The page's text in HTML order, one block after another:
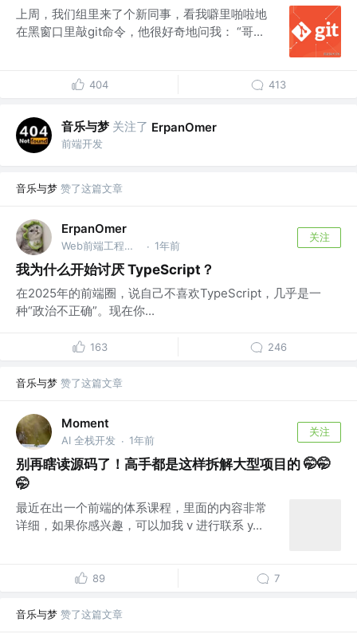
上周，我们组里来了个新同事，看我噼里啪啦地
在黑窗口里敲git命令，他很好奇地问我： “哥...
404 413
音乐与梦 关注了 ErpanOmer
前端开发
音乐与梦 赞了这篇文章
ErpanOmer
Web前端工程师 @跨境 · 1年前
关注
我为什么开始讨厌 TypeScript？
在2025年的前端圈，说自己不喜欢TypeScript，几乎是一
种“政治不正确”。现在你...
163 246
音乐与梦 赞了这篇文章
Moment
AI 全栈开发 · 1年前
关注
别再瞎读源码了！高手都是这样拆解大型项目的 🤭🤭
🤭
最近在出一个前端的体系课程，里面的内容非常
详细，如果你感兴趣，可以加我 v 进行联系 y...
89 7
音乐与梦 赞了这篇文章